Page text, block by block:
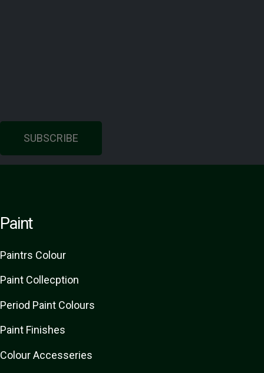
SUBSCRIBE
Paint
Paintrs Colour
Paint Collecption
Period Paint Colours
Paint Finishes
Colour Accesseries